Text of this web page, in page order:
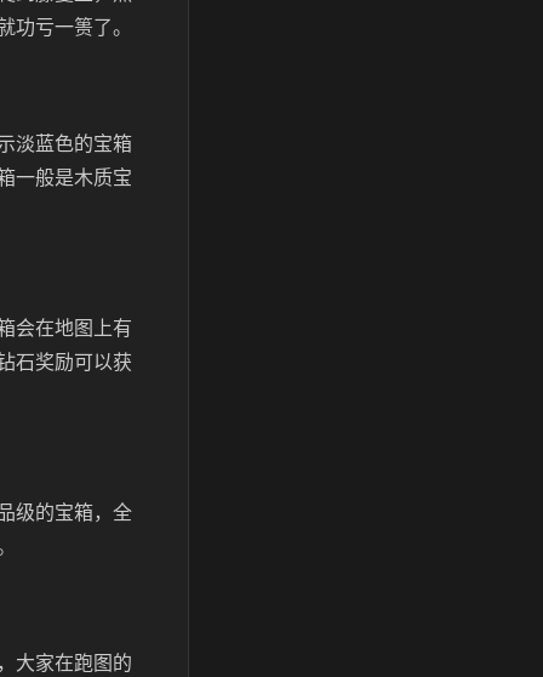
亏一篑了。
淡蓝色的宝箱
一般是木质宝
会在地图上有
石奖励可以获
级的宝箱，全
大家在跑图的